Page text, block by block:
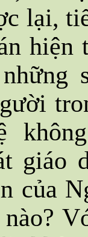
lại,
hiện
giáo
của